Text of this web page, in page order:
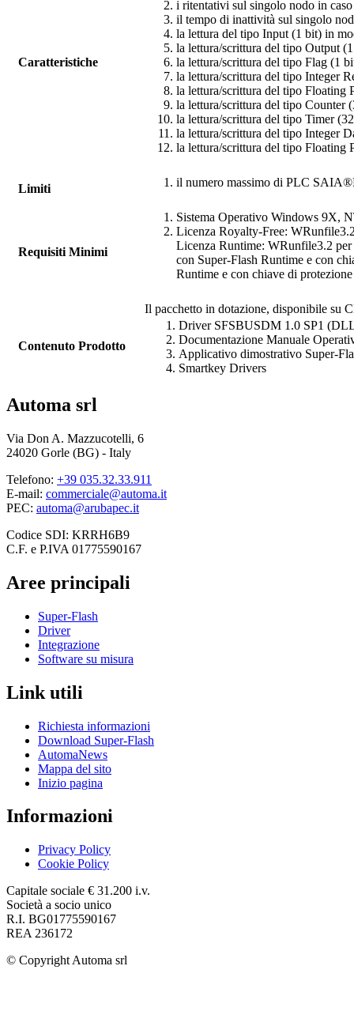
Caratteristiche
i ritentativi sul singolo nodo in
il tempo di inattività sul singolo
la lettura del tipo Input (1 bit) in
la lettura/scrittura del tipo Output
la lettura/scrittura del tipo Flag (1
la lettura/scrittura del tipo Integer
la lettura/scrittura del tipo Floating
la lettura/scrittura del tipo Counter
la lettura/scrittura del tipo Timer
la lettura/scrittura del tipo Integer
la lettura/scrittura del tipo
Limiti il numero massimo di PLC
Requisiti Minimi
Sistema Operativo Windows 9X,
Licenza Royalty-Free: WRunfile
Licenza Runtime: WRunfile3.2
con Super-Flash Runtime e con
Runtime e con chiave di
Contenuto Prodotto
Il pacchetto in dotazione, disponibile su
Driver SFSBUSDM 1.0 SP1
Documentazione Manuale
Applicativo dimostrativo Super-
Smartkey Drivers
Automa srl
Via Don A. Mazzucotelli, 6
24020 Gorle (BG) - Italy
Telefono: +39 035.32.33.911
E-mail: commerciale@automa.it
PEC: automa@arubapec.it
Codice SDI: KRRH6B9
C.F. e P.IVA 01775590167
Aree principali
Super-Flash
Driver
Integrazione
Software su misura
Link utili
Richiesta informazioni
Download Super-Flash
AutomaNews
Mappa del sito
Inizio pagina
Informazioni
Privacy Policy
Cookie Policy
Capitale sociale € 31.200 i.v.
Società a socio unico
R.I. BG01775590167
REA 236172
© Copyright Automa srl